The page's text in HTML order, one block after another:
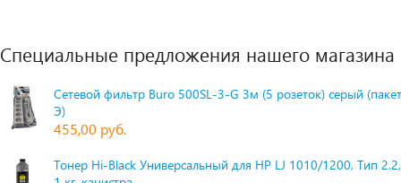
Специальные предложения нашего магазина
Сетевой фильтр Buro 500SL-3-G 3м (5 розеток) серый
Э)
455,00 руб.
Тонер Hi-Black Универсальный для HP LJ 1010/1200, Тип